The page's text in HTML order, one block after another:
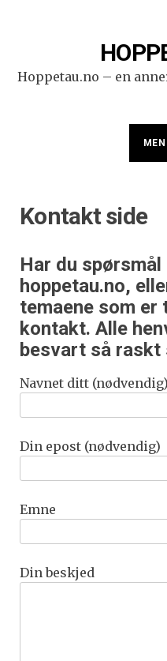
Hoppetau.no – en
Kontakt side
Har du
hoppetau.no,
temaene som er
kontakt. Alle
besvart så raskt
Navnet ditt (nødvendig)
Din epost (nødvendig)
Emne
Din beskjed